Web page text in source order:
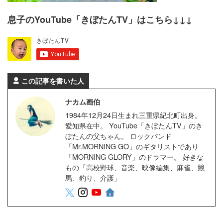
息子のYouTube「きぼたんTV」はこちら↓↓↓
この記事を書いた人
ナカム画伯
1984年12月24日生まれ三重県紀北町出身。
愛知県在中。 YouTube「きぼたんTV」のき
ぼたんの父ちゃん。 ロックバンド
「Mr.MORNING GO」のギタリストであり
「MORNING GLORY」のドラマー。 好きな
もの「高校野球、音楽、映像編集、麻雀、競
馬、釣り、介護」